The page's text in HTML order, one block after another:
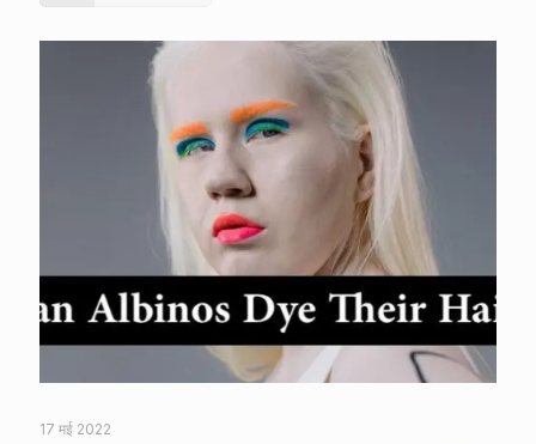
17 मई 2022